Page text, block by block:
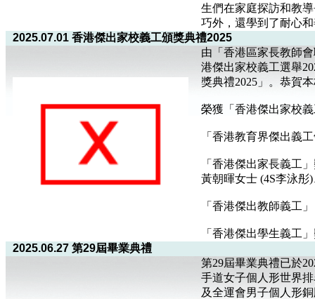
生們在家庭探訪和教
巧外，還學到了耐心
2025.07.01 香港傑出家校義工頒獎典禮2025
由「香港區家長教師
港傑出家校義工選舉
獎典禮2025」。恭賀
榮獲「香港傑出家校
「香港教育界傑出義
「香港傑出家長義工
黃朝暉女士 (4S李泳彤
「香港傑出教師義工
「香港傑出學生義工
2025.06.27 第29屆畢業典禮
第29屆畢業典禮已於
手道女子個人形世界
及全運會男子個人形